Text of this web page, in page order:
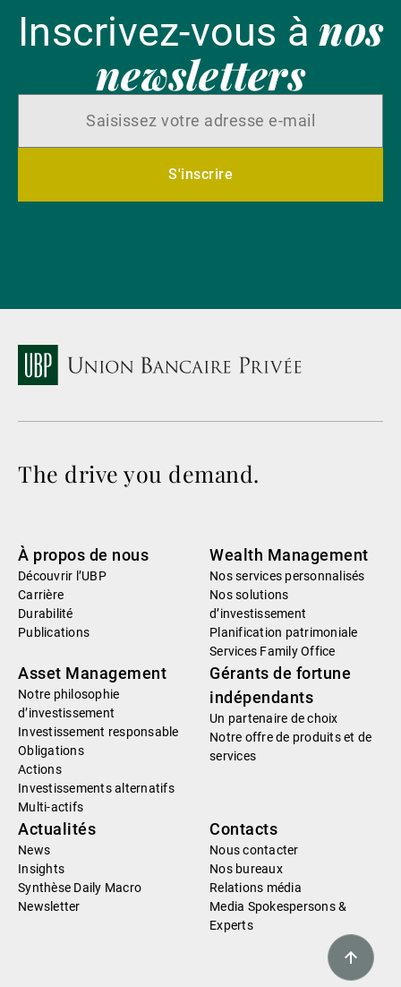
Inscrivez-vous ànos
newsletters
S'inscrire
The drive you demand.
À propos de nous
Découvrir l’UBP
Carrière
Durabilité
Publications
Wealth Management
Nos services personnalisés
Nos solutions
d’investissement
Planification patrimoniale
Services Family Office
Asset Management
Notre philosophie
d’investissement
Investissement responsable
Obligations
Actions
Investissements alternatifs
Multi-actifs
Gérants de fortune
indépendants
Un partenaire de choix
Notre offre de produits et de
services
Actualités
News
Insights
Synthèse Daily Macro
Newsletter
Contacts
Nous contacter
Nos bureaux
Relations média
Media Spokespersons &
Experts